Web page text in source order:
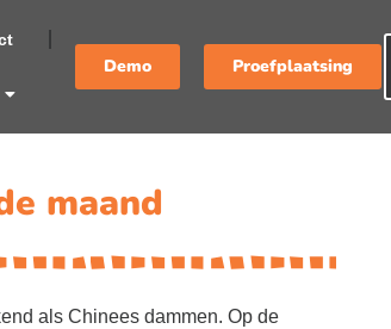
Demo Proefplaatsing
maand
als Chinees dammen. Op de